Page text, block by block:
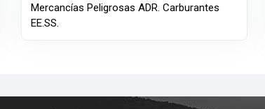
Mercancías Peligrosas ADR. Carburantes
EE.SS.